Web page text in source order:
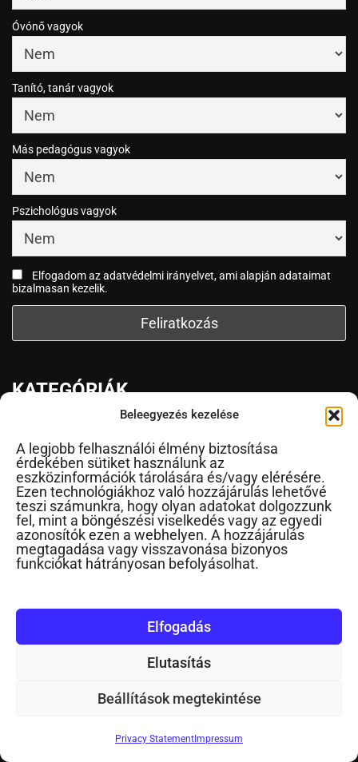
Beleegyezés kezelése
A legjobb felhasználói élmény biztosítása
érdekében sütiket használunk az
eszközinformációk tárolására és/vagy elérésére.
Ezen technológiákhoz való hozzájárulás lehetővé
teszi számunkra, hogy olyan adatokat dolgozzunk
fel, mint a böngészési viselkedés vagy az egyedi
azonosítók ezen a webhelyen. A hozzájárulás
megtagadása vagy visszavonása bizonyos
funkciókat hátrányosan befolyásolhat.
Elfogadás
Elutasítás
Beállítások megtekintése
Privacy Statement Impressum
Óvónő vagyok
Tanító, tanár vagyok
Más pedagógus vagyok
Pszichológus vagyok
Elfogadom az adatvédelmi irányelvet, ami alapján adataimat
bizalmasan kezelik.
KATEGÓRIÁK
Előadás
Gondolatok a nevelésről
Gyakorlatias gyereknevelés
Gyereknevelés kép
Pedagógus és a gyereknevelés